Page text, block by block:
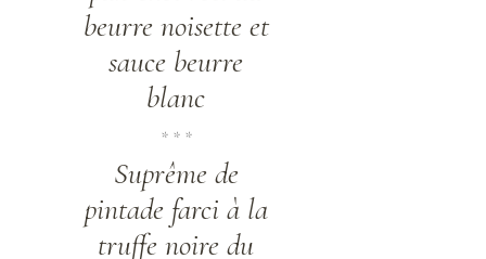
beurre noisette et
sauce beurre
blanc
* * *
Suprême de
pintade farci à la
truffe noire du